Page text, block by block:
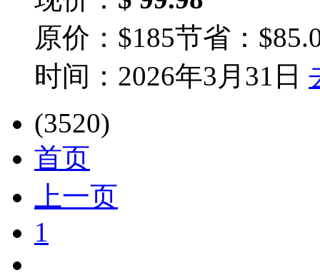
原价：$185节省：
时间：2026年3月31日
(3520)
首页
上一页
1